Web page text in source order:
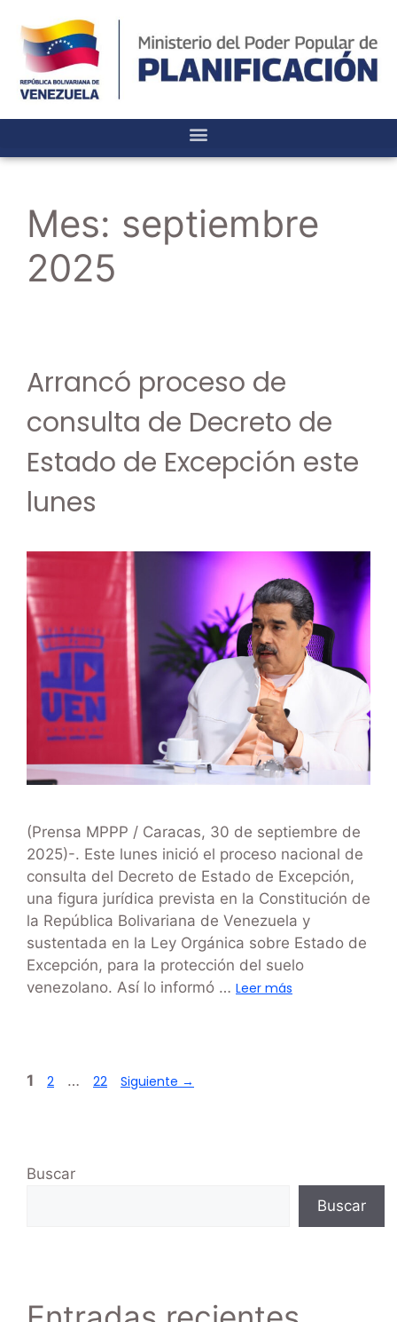
Mes: septiembre
2025
Arrancó proceso de
consulta de Decreto de
Estado de Excepción este
lunes
(Prensa MPPP / Caracas, 30 de septiembre de
2025)-. Este lunes inició el proceso nacional de
consulta del Decreto de Estado de Excepción,
una figura jurídica prevista en la Constitución de
la República Bolivariana de Venezuela y
sustentada en la Ley Orgánica sobre Estado de
Excepción, para la protección del suelo
venezolano. Así lo informó … Leer más
1 2 … 22 Siguiente →
Buscar
Buscar